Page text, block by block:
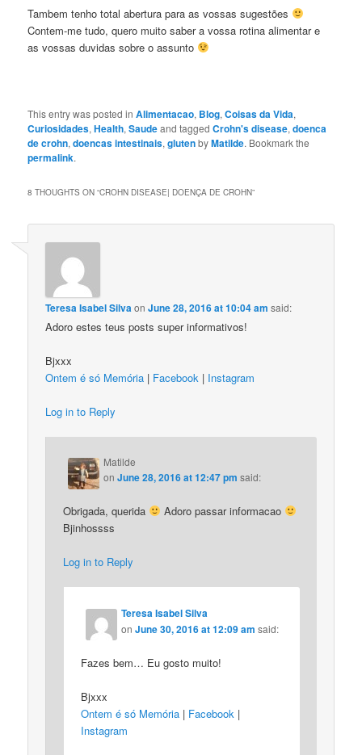
Tambem tenho total abertura para as vossas sugestões
Contem-me tudo, quero muito saber a vossa rotina alimentar e
as vossas duvidas sobre o assunto
This entry was posted inAlimentacao, Blog,Coisas da Vida,
Curiosidades,Health,Saudeand taggedCrohn's disease,doenca
de crohn,doencas intestinais,glutenbyMatilde. Bookmark the
permalink.
8 THOUGHTS ON “CROHN DISEASE| DOENÇA DE CROHN”
Teresa Isabel Silva onJune 28, 2016 at 10:04 am said:
Adoro estes teus posts super informativos!
Bjxxx
Ontem é só Memória | Facebook | Instagram
Log in to Reply
Matilde
onJune 28, 2016 at 12:47 pm said:
Obrigada, querida
Adoro passar informacao
Bjinhossss
Log in to Reply
Teresa Isabel Silva
onJune 30, 2016 at 12:09 am said:
Fazes bem… Eu gosto muito!
Bjxxx
Ontem é só Memória | Facebook |
Instagram